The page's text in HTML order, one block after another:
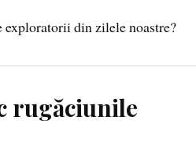
exploratorii din zilele noastre?
rugăciunile